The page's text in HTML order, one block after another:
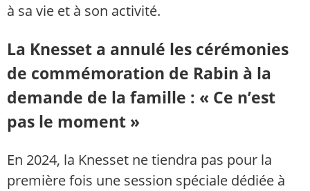
à sa vie et à son activité.
La Knesset a annulé les cérémonies
de commémoration de Rabin à la
demande de la famille : « Ce n’est
pas le moment »
En 2024, la Knesset ne tiendra pas pour la
première fois une session spéciale dédiée à